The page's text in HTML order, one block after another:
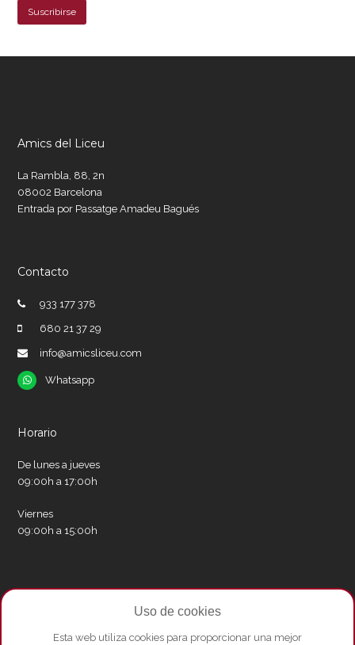
Amics del Liceu
La Rambla, 88, 2n
08002 Barcelona
Entrada por Passatge Amadeu Bagués
Contacto
933 177 378
680 21 37 29
info@amicsliceu.com
Whatsapp
Whatsapp
Horario
De lunes a jueves
09:00h a 17:00h
Viernes
09:00h a 15:00h
Redes sociales
TwitterFacebook
InstagramWhatsapp
Youtube
Uso de cookies
Esta web utiliza cookies para proporcionar una mejor